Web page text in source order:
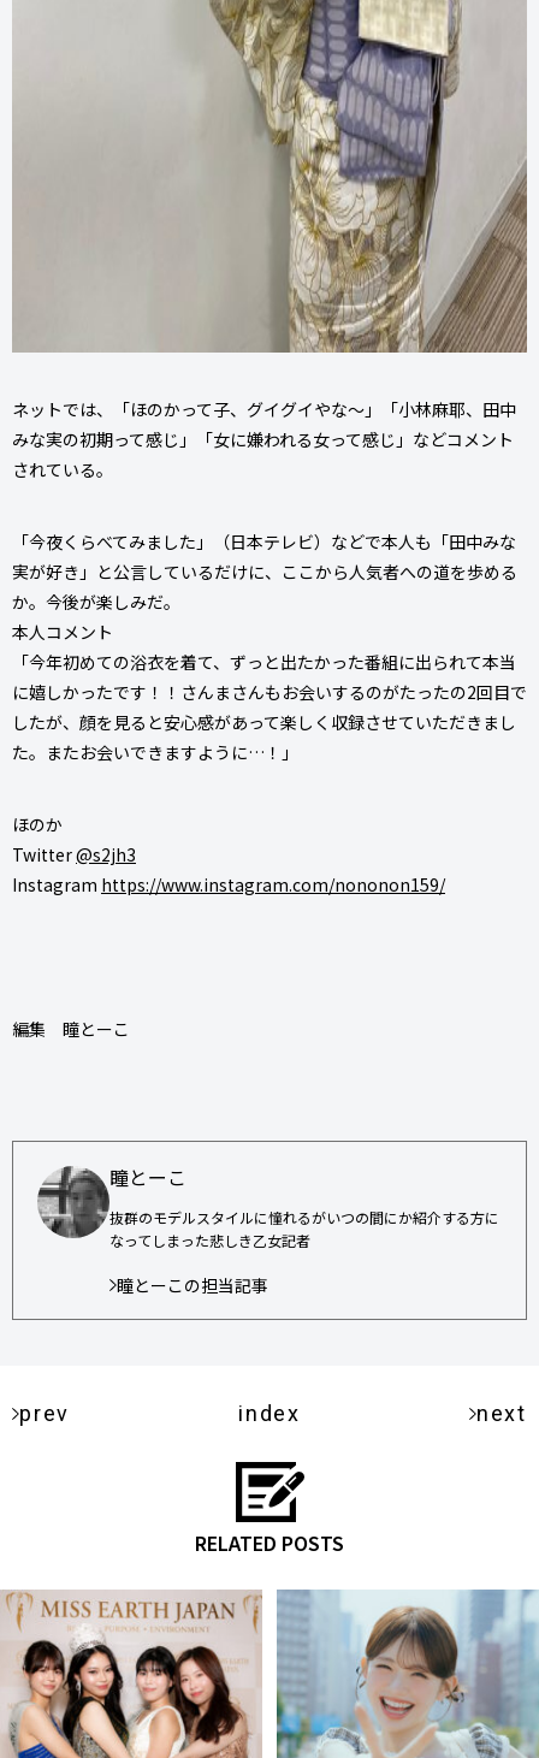
ネットでは、「ほのかって子、グイグイやな〜」「小林麻耶、田中
みな実の初期って感じ」「女に嫌われる女って感じ」などコメント
されている。
「今夜くらべてみました」（日本テレビ）などで本人も「田中みな
実が好き」と公言しているだけに、ここから人気者への道を歩める
か。今後が楽しみだ。
本人コメント
「今年初めての浴衣を着て、ずっと出たかった番組に出られて本当
に嬉しかったです！！さんまさんもお会いするのがたったの2回目で
したが、顔を見ると安心感があって楽しく収録させていただきまし
た。またお会いできますように…！」
ほのか
Twitter@s2jh3
Instagram https://www.instagram.com/nononon159/
編集 瞳とーこ
瞳とーこ
抜群のモデルスタイルに憧れるがいつの間にか紹介する方に
なってしまった悲しき乙女記者
瞳とーこの担当記事
prev index next
RELATED POSTS